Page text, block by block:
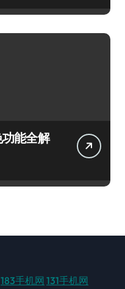
能全解
183手机网 131手机网